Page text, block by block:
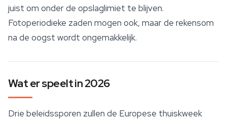
juist om onder de opslaglimiet te blijven.
Fotoperiodieke zaden mogen ook, maar de rekensom
na de oogst wordt ongemakkelijk.
Wat er speelt in 2026
Drie beleidssporen zullen de Europese thuiskweek